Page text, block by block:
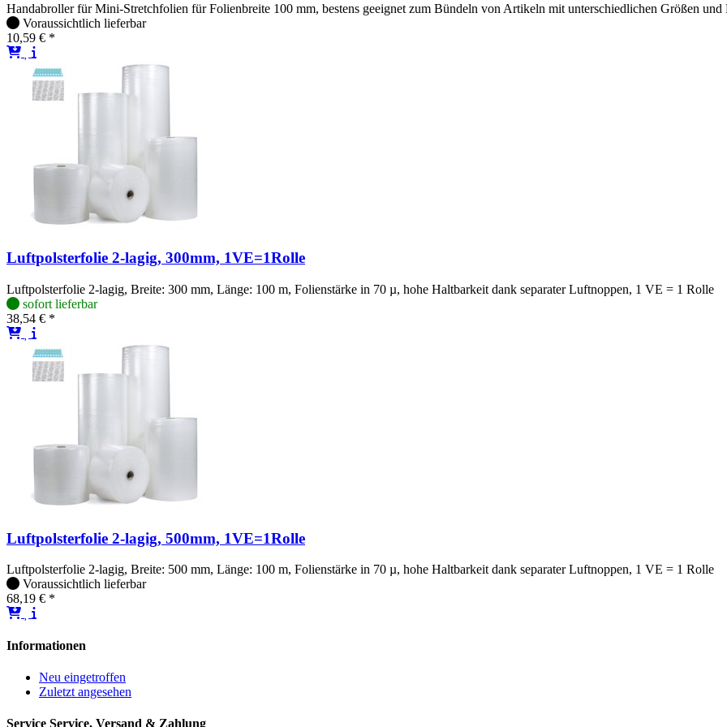
Handabroller für Mini-Stretchfolien für Folienbreite 100 mm, bestens geeignet zum Bündeln von Artikeln mit unterschiedlichen Größen
Voraussichtlich lieferbar
10,59 € *
Luftpolsterfolie 2-lagig, 300mm, 1VE=1Rolle
Luftpolsterfolie 2-lagig, Breite: 300 mm, Länge: 100 m, Folienstärke in 70 µ, hohe Haltbarkeit dank separater Luftnoppen, 1 VE = 1 Rolle
sofort lieferbar
38,54 € *
Luftpolsterfolie 2-lagig, 500mm, 1VE=1Rolle
Luftpolsterfolie 2-lagig, Breite: 500 mm, Länge: 100 m, Folienstärke in 70 µ, hohe Haltbarkeit dank separater Luftnoppen, 1 VE = 1 Rolle
Voraussichtlich lieferbar
68,19 € *
Informationen
Neu eingetroffen
Zuletzt angesehen
Service Service, Versand & Zahlung